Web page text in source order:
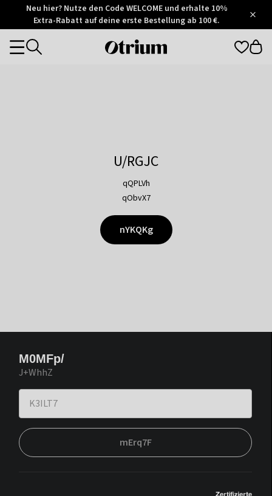
Otrium
Trustpilot
Neu hier? Nutze den Code WELCOME und erhalte 10%
Extra-Rabatt auf deine erste Bestellung ab 100 €.
Otrium
Categories
U/RGJC
qQPLVh
qObvX7
nYKQKg
M0MFp/
J+WhhZ
mErq7F